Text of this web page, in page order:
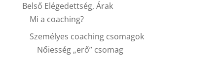
Belső Elégedettség, Árak
Mi a coaching?
Személyes coaching csomagok
Nőiesség „erő” csomag